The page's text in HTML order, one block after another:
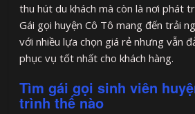
thu hút du khách mà còn là nơi phát
Gái gọi huyện Cô Tô mang đến trải
với nhiều lựa chọn giá rẻ nhưng vẫn
phục vụ tốt nhất cho khách hàng.
Tìm gái gọi sinh viên
trình thế nào